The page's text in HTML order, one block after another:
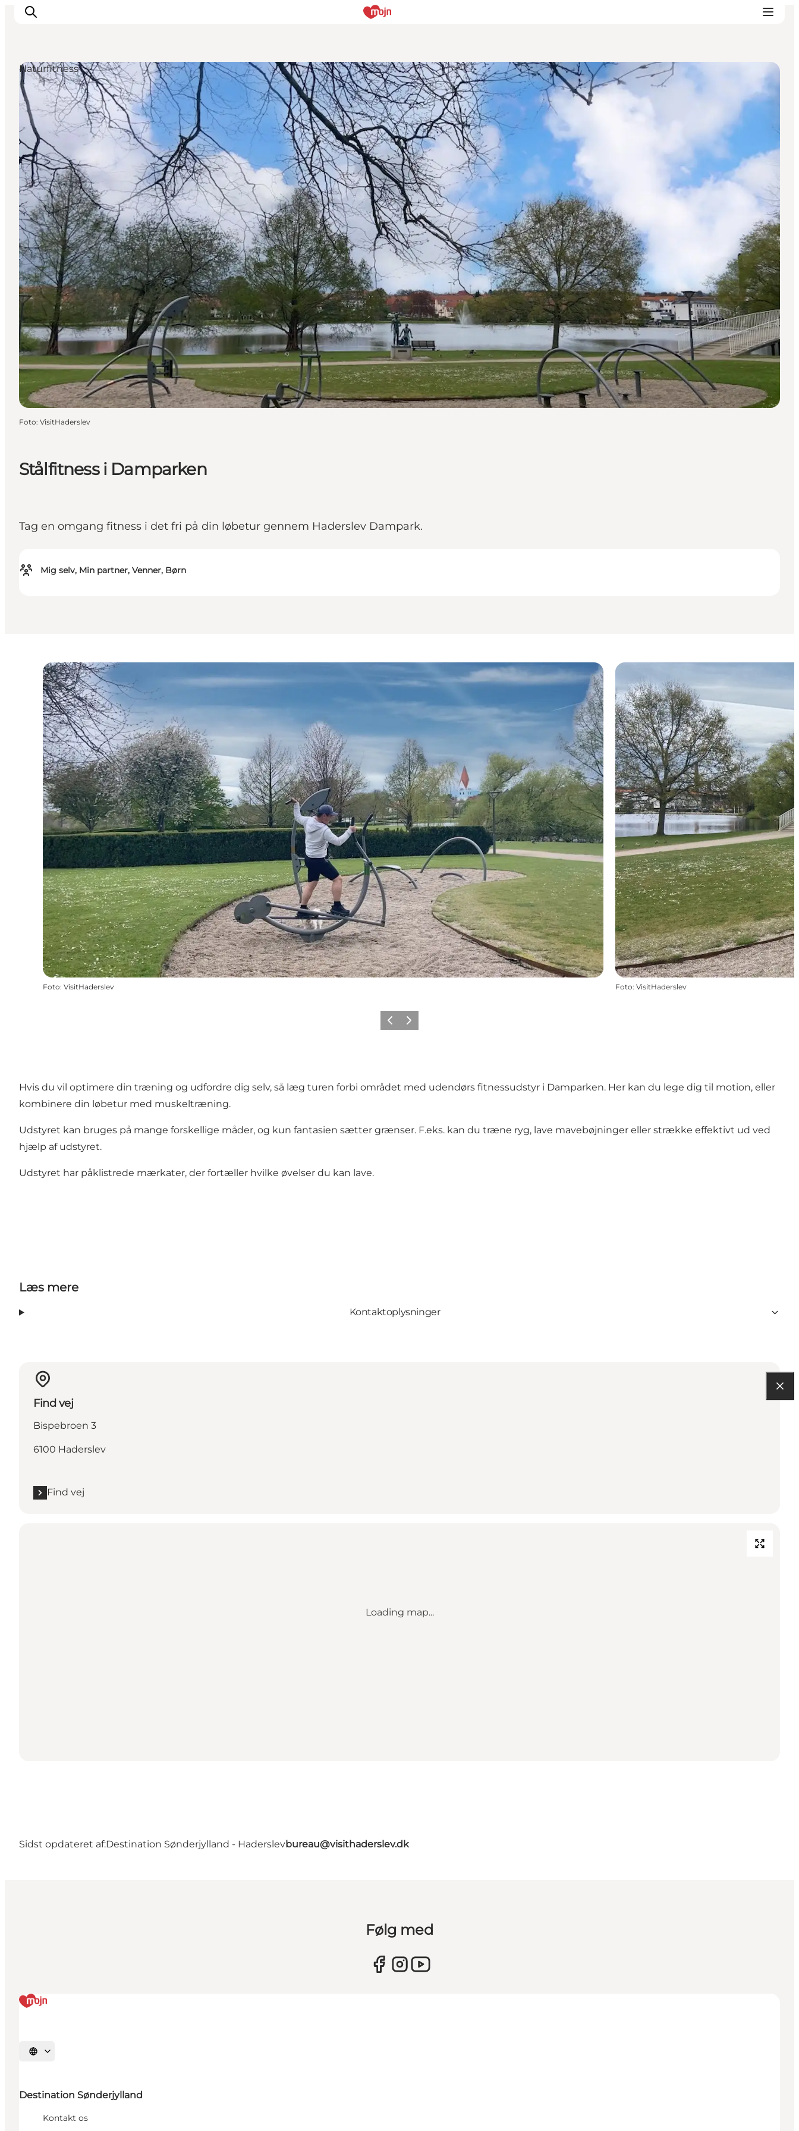
Oplevelser
Byer & Steder
Det sker
Overnatning
Planlæg din ferie
Booking
Stålfitness i Damparken
Tag en omgang fitness i det fri på din løbetur gennem Haderslev Dampark.
Mig selv, Min partner, Venner, Børn
Naturfitness
Foto: VisitHaderslev
Foto: VisitHaderslev Foto: VisitHaderslev
ForrigeNæste
Hvis du vil optimere din træning og udfordre dig selv, så læg turen forbi området med udendørs fitnessudstyr i Damparken. Her kan du lege dig til motion, eller
kombinere din løbetur med muskeltræning.
Udstyret kan bruges på mange forskellige måder, og kun fantasien sætter grænser. F.eks. kan du træne ryg, lave mavebøjninger eller strække effektivt ud ved
hjælp af udstyret.
Udstyret har påklistrede mærkater, der fortæller hvilke øvelser du kan lave.
Læs mere
Kontaktoplysninger
Find vej
Bispebroen 3
6100 Haderslev
Find vej
Loading map...
Sidst opdateret af:Destination Sønderjylland - Haderslevbureau@visithaderslev.dk
Følg med
Vælg sprog
Destination Sønderjylland
Kontakt os